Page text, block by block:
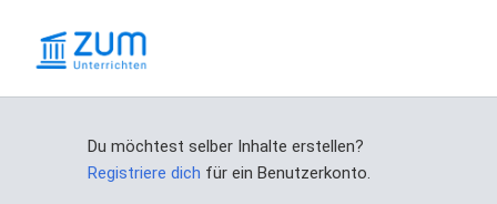
Du möchtest selber Inhalte erstellen?
Registriere dich für ein Benutzerkonto.